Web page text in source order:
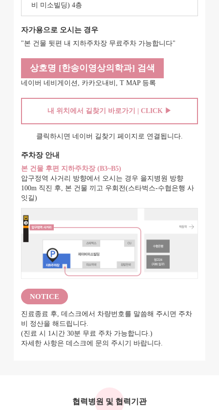
비 미소빌딩) 4층
자가용으로 오시는 경우
"본 건물 뒷편 내 지하주차장 무료주차 가능합니다"
상호명 [한송이영상의학과] 검색
네이버 네비게이션, 카카오내비, T MAP 등록
내 위치에서 길찾기 바로가기 | CLICK ▶
클릭하시면 네이버 길찾기 페이지로 연결됩니다.
주차장 안내
본 건물 후편 지하주차장 (B3~B5)
압구정역 사거리 방향에서 오시는 경우 을지병원 방향
100m 직진 후, 본 건물 끼고 우회전(스타벅스-수협은행 사
잇길)
NOTICE
진료종료 후, 데스크에서 차량번호를 말씀해 주시면 주차
비 정산을 해드립니다.
(진료 시 1시간 30분 무료 주차 가능합니다.)
자세한 사항은 데스크에 문의 주시기 바랍니다.
협력병원 및 협력기관